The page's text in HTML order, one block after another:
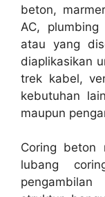
beton,
AC,
atau yang
diaplikasikan
trek kabel,
kebutuhan
maupun
Coring beton
lubang